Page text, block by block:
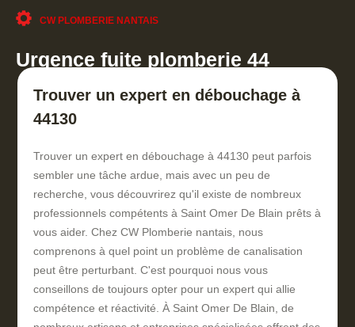
CW PLOMBERIE NANTAIS
Urgence fuite plomberie 44
Trouver un expert en débouchage à
44130
Trouver un expert en débouchage à 44130 peut parfois
sembler une tâche ardue, mais avec un peu de
recherche, vous découvrirez qu'il existe de nombreux
professionnels compétents à Saint Omer De Blain prêts à
vous aider. Chez CW Plomberie nantais, nous
comprenons à quel point un problème de canalisation
peut être perturbant. C'est pourquoi nous vous
conseillons de toujours opter pour un expert qui allie
compétence et réactivité. À Saint Omer De Blain, de